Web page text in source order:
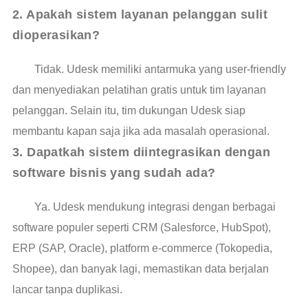
2. Apakah sistem layanan pelanggan sulit
dioperasikan?
Tidak. Udesk memiliki antarmuka yang user-friendly
dan menyediakan pelatihan gratis untuk tim layanan
pelanggan. Selain itu, tim dukungan Udesk siap
membantu kapan saja jika ada masalah operasional.
3. Dapatkah sistem diintegrasikan dengan
software bisnis yang sudah ada?
Ya. Udesk mendukung integrasi dengan berbagai
software populer seperti CRM (Salesforce, HubSpot),
ERP (SAP, Oracle), platform e-commerce (Tokopedia,
Shopee), dan banyak lagi, memastikan data berjalan
lancar tanpa duplikasi.